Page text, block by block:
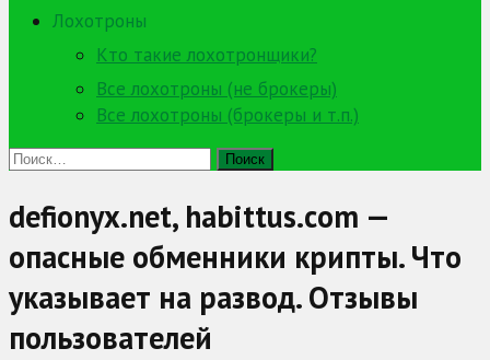
Лохотроны
Кто такие лохотронщики?
Все лохотроны (не брокеры)
Все лохотроны (брокеры и т.п.)
Найти:
defionyx.net, habittus.com —
опасные обменники крипты. Что
указывает на развод. Отзывы
пользователей